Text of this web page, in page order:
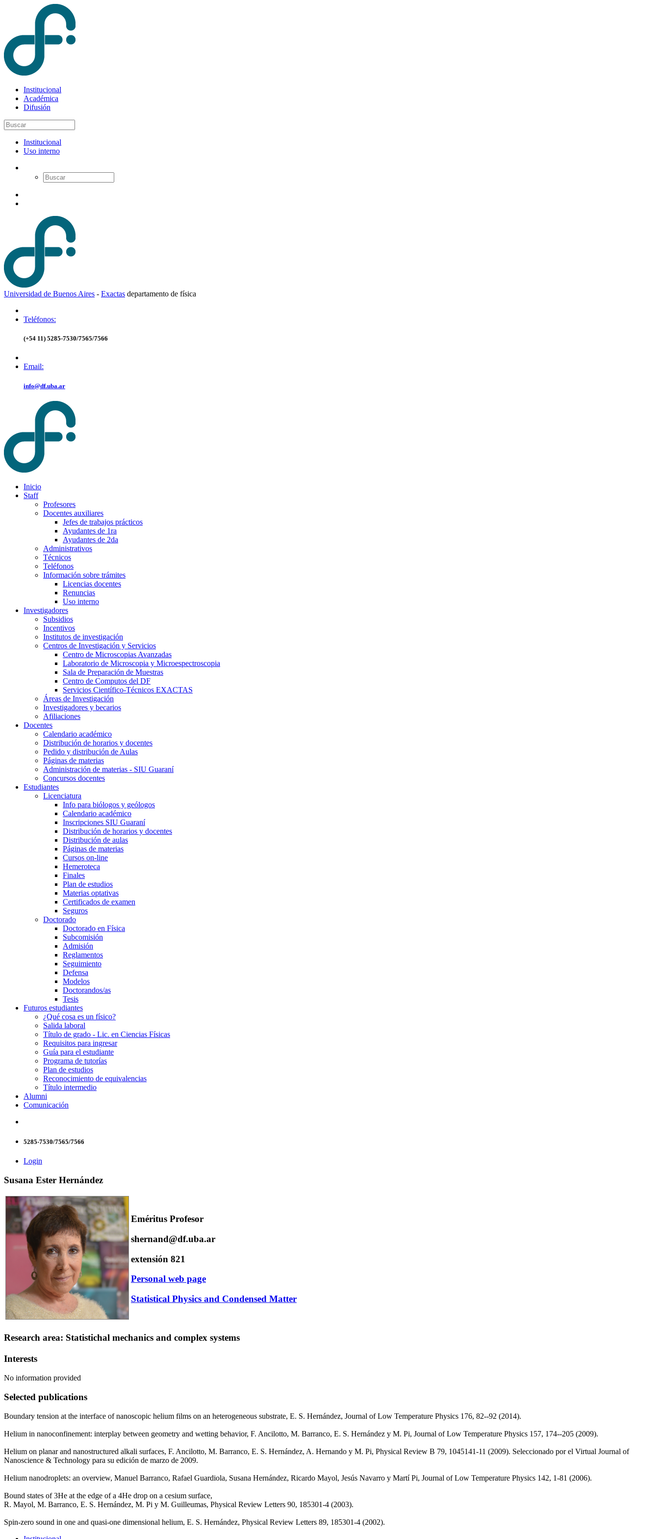
Institucional
Académica
Difusión
Institucional
Uso interno
Universidad de Buenos Aires - Exactas departamento de física
Teléfonos:
(+54 11) 5285-7530/7565/7566
Email:
info@df.uba.ar
Inicio
Staff
Profesores
Docentes auxiliares
Jefes de trabajos prácticos
Ayudantes de 1ra
Ayudantes de 2da
Administrativos
Técnicos
Teléfonos
Información sobre trámites
Licencias docentes
Renuncias
Uso interno
Investigadores
Subsidios
Incentivos
Institutos de investigación
Centros de Investigación y Servicios
Centro de Microscopias Avanzadas
Laboratorio de Microscopia y Microespectroscopia
Sala de Preparación de Muestras
Centro de Computos del DF
Servicios Científico-Técnicos EXACTAS
Áreas de Investigación
Investigadores y becarios
Afiliaciones
Docentes
Calendario académico
Distribución de horarios y docentes
Pedido y distribución de Aulas
Páginas de materias
Administración de materias - SIU Guaraní
Concursos docentes
Estudiantes
Licenciatura
Info para biólogos y geólogos
Calendario académico
Inscripciones SIU Guaraní
Distribución de horarios y docentes
Distribución de aulas
Páginas de materias
Cursos on-line
Hemeroteca
Finales
Plan de estudios
Materias optativas
Certificados de examen
Seguros
Doctorado
Doctorado en Física
Subcomisión
Admisión
Reglamentos
Seguimiento
Defensa
Modelos
Doctorandos/as
Tesis
Futuros estudiantes
¿Qué cosa es un físico?
Salida laboral
Título de grado - Lic. en Ciencias Físicas
Requisitos para ingresar
Guía para el estudiante
Programa de tutorías
Plan de estudios
Reconocimiento de equivalencias
Título intermedio
Alumni
Comunicación
5285-7530/7565/7566
Login
Susana Ester Hernández
Eméritus Profesor
shernand@df.uba.ar
extensión 821
Personal web page
Statistical Physics and Condensed Matter
Research area: Statistichal mechanics and complex systems
Interests
No information provided
Selected publications
Boundary tension at the interface of nanoscopic helium films on an heterogeneous substrate, E. S. Hernández, Journal of Low Temperature Physics 176, 82--92 (2014).
Helium in nanoconfinement: interplay between geometry and wetting behavior, F. Ancilotto, M. Barranco, E. S. Hernández y M. Pi, Journal of Low Temperature Physics 157, 174--205 (2009).
Helium on planar and nanostructured alkali surfaces, F. Ancilotto, M. Barranco, E. S. Hernández, A. Hernando y M. Pi, Physical Review B 79, 1045141-11 (2009). Seleccionado por el Virtual Journal of
Nanoscience & Technology para su edición de marzo de 2009.
Helium nanodroplets: an overview, Manuel Barranco, Rafael Guardiola, Susana Hernández, Ricardo Mayol, Jesús Navarro y Martí Pi, Journal of Low Temperature Physics 142, 1-81 (2006).
Bound states of 3He at the edge of a 4He drop on a cesium surface,
R. Mayol, M. Barranco, E. S. Hernández, M. Pi y M. Guilleumas, Physical Review Letters 90, 185301-4 (2003).
Spin-zero sound in one and quasi-one dimensional helium, E. S. Hernández, Physical Review Letters 89, 185301-4 (2002).